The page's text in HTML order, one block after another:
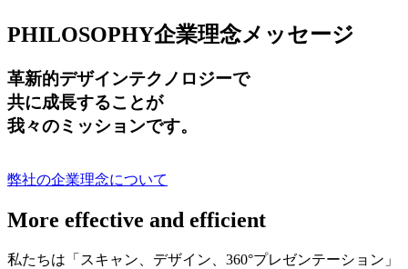
PHILOSOPHY企業理念メッセージ
革新的デザインテクノロジーで
共に成長することが
我々のミッションです。
弊社の企業理念について
More effective and efficient
私たちは「スキャン、デザイン、360°プレゼンテーション」